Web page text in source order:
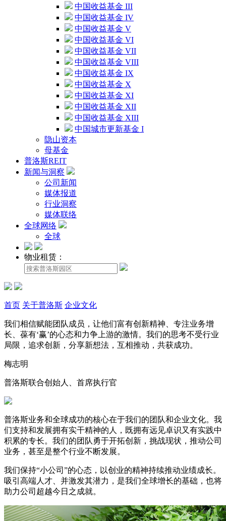
中国收益基金 III
中国收益基金 IV
中国收益基金 V
中国收益基金 VI
中国收益基金 VII
中国收益基金 VIII
中国收益基金 IX
中国收益基金 X
中国收益基金 XI
中国收益基金 XII
中国收益基金 XIII
中国城市更新基金 I
隐山资本
母基金
普洛斯REIT
新闻与洞察
公司新闻
媒体报道
行业洞察
媒体联络
全球网络
全球
物业租赁：
首页 关于普洛斯 企业文化
我们相信赋能团队成员，让他们富有创新精神、专注业务增
长、葆有‘赢’的心态和力争上游的激情。我们的思考不受行业
局限，追求创新，分享新想法，互相推动，共获成功。
梅志明
普洛斯联合创始人、首席执行官
普洛斯业务和全球成功的核心在于我们的团队和企业文化。我
们支持和发展拥有实干精神的人，既拥有远见卓识又有实践中
积累的专长。我们的团队勇于开拓创新，挑战现状，推动公司
业务，甚至是整个行业不断发展。
我们保持“小公司”的心态，以创业的精神持续推动业绩成长。
吸引高端人才、并激发其潜力，是我们全球增长的基础，也将
助力公司超越今日之成就。